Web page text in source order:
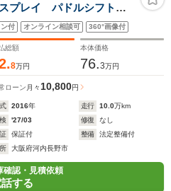
プレイ パドルシフト
ル パワーシート バック
ター レーンキープアシ
フレザーシート
付 オンライン相談可 360°画像付
総額
8万円
本体価格
76.3万円
ローン 月々 10,800円
2016年 走行 10.0万km
'27/03 修復
なし
保証付 整備
法定整備付
大阪府河内長野市
確認・見積依頼
する